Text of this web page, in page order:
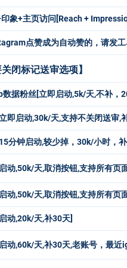
象+主页访问[Reach +
点赞成为自动赞的，请发
闭标记送审选项】
据粉丝[立即启动,5k/天,不补
即启动,30k/天,支持不关闭送审,
分钟启动,较少掉，30k/小时，
动,50k/天,取消按钮,支持所有页
动,50k/天,取消按钮,支持所有
动,20k/天,补30天]
动,60k/天,补30天,老账号，最